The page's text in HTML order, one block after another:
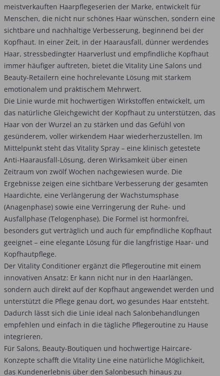
meistverkauften Haarpflegeserien der Marke, entwickelt für
Menschen, die nicht nur schönes Haar wünschen, sondern eine
sichtbare und nachhaltige Verbesserung, beginnend bei der
Kopfhaut. In einer Zeit, in der Haarausfall, dünner werdendes
Haar, stressbedingter Haarverlust und empfindliche Kopfhaut
immer häufiger auftreten, bietet die Vitality Line Salons und
Beauty-Retailern eine hochrelevante Lösung mit starkem
emotionalem und praktischem Mehrwert.
Die Linie wurde mit hochwertigen Wirkstoffen entwickelt, um
das natürliche Gleichgewicht der Kopfhaut zu unterstützen, das
Haar von der Wurzel an zu stärken und das Gefühl von
gesünderem, voller wirkendem Haar wiederherzustellen. Im
Mittelpunkt steht das Vitality Spray – eine klinisch getestete
Anti-Haarausfall-Lösung, deren Wirksamkeit über einen
Zeitraum von zwölf Wochen nachgewiesen wurde. Die
Ergebnisse zeigen eine sichtbare Verbesserung der gesamten
Haardichte, eine Verlängerung der Wachstumsphase
(Anagenphase) sowie eine Verringerung der Ruhe- und
Ausfallphase (Telogenphase). Die Formel ist hormonfrei,
besonders gut verträglich und auch für empfindliche Kopfhaut
geeignet – eine elegante Lösung für die langfristige Haar- und
Kopfhautpflege.
Der Vitality Conditioner ergänzt die Pflegeroutine mit einem
innovativen Ansatz: Er kann nicht nur in den Haarlängen,
sondern auch direkt auf der Kopfhaut angewendet werden und
unterstützt die Pflege genau dort, wo gesundes Haar entsteht.
Dadurch lässt sich die Linie ideal nach Salonbehandlungen
empfehlen und einfach in die tägliche Pflegeroutine zu Hause
integrieren.
Für Salons, Beauty-Boutiquen und hochwertige Haircare-
Konzepte schafft die Vitality Line eine natürliche Möglichkeit,
das Kundenerlebnis über den Salonbesuch hinaus zu